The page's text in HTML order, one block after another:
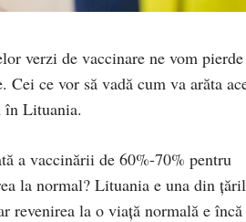
verzi de vaccinare ne vom
ce vor să vadă cum va arăta
în Lituania.
a vaccinării de 60%-70% pentru
la normal? Lituania e una din
revenirea la o viață normală e